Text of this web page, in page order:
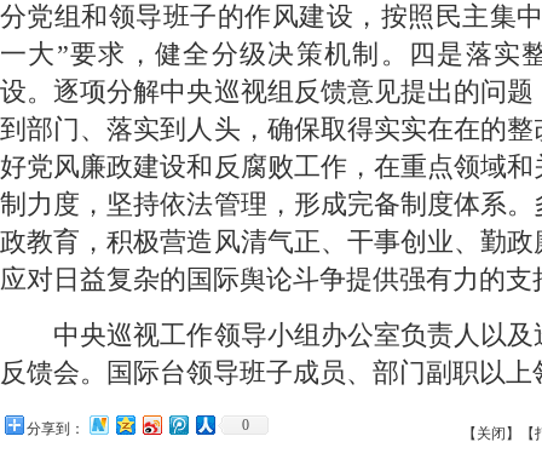
分党组和领导班子的作风建设，按照民主集
一大”要求，健全分级决策机制。四是落实
设。逐项分解中央巡视组反馈意见提出的问
到部门、落实到人头，确保取得实实在在的
好党风廉政建设和反腐败工作，在重点领域
制力度，坚持依法管理，形成完备制度体系
政教育，积极营造风清气正、干事创业、勤
应对日益复杂的国际舆论斗争提供强有力的支
中央巡视工作领导小组办公室负责人以及
反馈会。国际台领导班子成员、部门副职以
分享到： 0 【关闭】